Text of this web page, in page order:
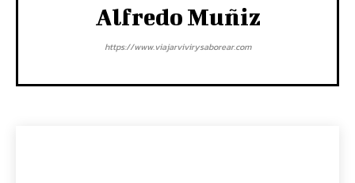
Alfredo Muñiz
https://www.viajarvivirysaborear.com